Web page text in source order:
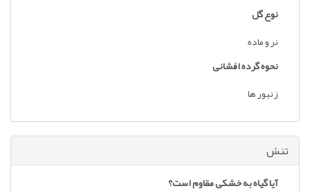
نوع گل
نر و ماده
نحوه گرده افشانی
زنبور ها
تنش
آیا گیاه به خشکی مقاوم است؟